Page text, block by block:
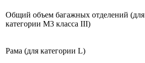
Общий объем багажных отделений (для
категории M3 класса III)
Рама (для категории L)